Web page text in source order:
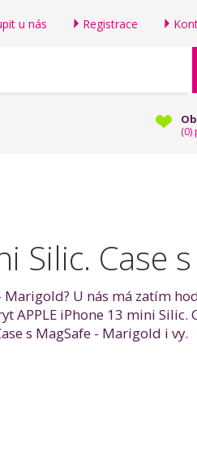
u nás Registrace
(0)
Silic. Case
Marigold? U nás má zatím
iPhone 13 mini
s MagSafe - Marigold i vy.